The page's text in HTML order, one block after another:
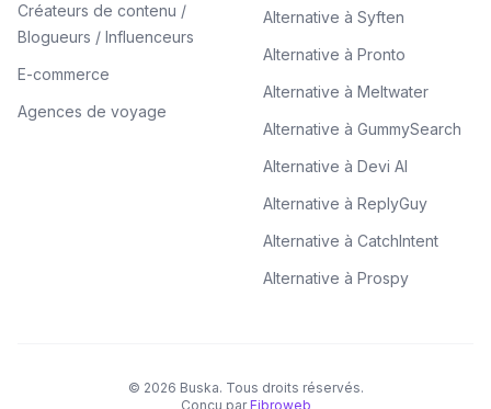
Créateurs de contenu /
Blogueurs / Influenceurs
E-commerce
Agences de voyage
Alternative à Syften
Alternative à Pronto
Alternative à Meltwater
Alternative à GummySearch
Alternative à Devi AI
Alternative à ReplyGuy
Alternative à CatchIntent
Alternative à Prospy
© 2026 Buska. Tous droits réservés.
Concu par Fibroweb